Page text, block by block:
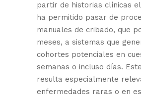
partir de historias clínicas
ha permitido pasar de
manuales de cribado, que
meses, a sistemas que
cohortes potenciales en
semanas o incluso días.
resulta especialmente
enfermedades raras o en